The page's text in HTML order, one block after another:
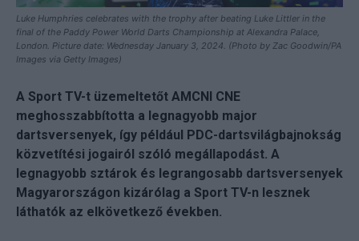
Luke Humphries celebrates with the trophy after beating Luke Littler in the
final of the Paddy Power World Darts Championship at Alexandra Palace,
London. Picture date: Wednesday January 3, 2024. (Photo by Zac Goodwin/PA
Images via Getty Images)
A Sport TV-t üzemeltetőt AMCNI CNE
meghosszabbította a legnagyobb major
dartsversenyek, így például PDC-dartsvilágbajnokság
közvetítési jogairól szóló megállapodást. A
legnagyobb sztárok és legrangosabb dartsversenyek
Magyarországon kizárólag a Sport TV-n lesznek
láthatók az elkövetkező években.